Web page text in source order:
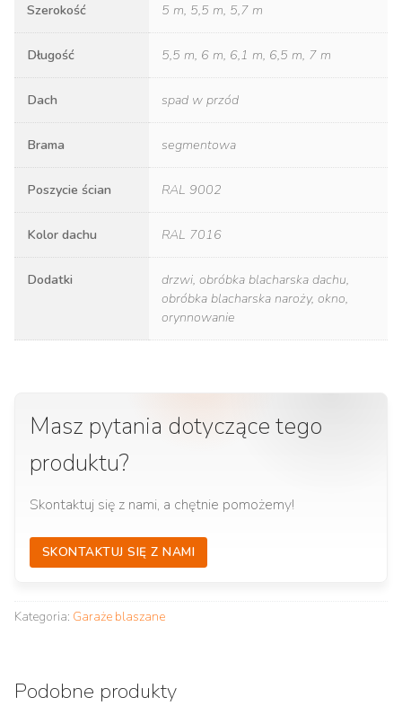
Szerokość 5 m, 5,5 m, 5,7 m
Długość 5,5 m, 6 m, 6,1 m, 6,5 m, 7 m
Dach spad w przód
Brama segmentowa
Poszycie ścian RAL 9002
Kolor dachu RAL 7016
Dodatki
drzwi, obróbka blacharska dachu,
obróbka blacharska naroży, okno,
orynnowanie
Masz pytania dotyczące tego
produktu?
Skontaktuj się z nami, a chętnie pomożemy!
SKONTAKTUJ SIĘ Z NAMI
Kategoria: Garaże blaszane
Podobne produkty